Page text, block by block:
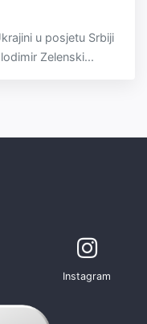
u posjetu Srbiji
Zelenski...
Instagram